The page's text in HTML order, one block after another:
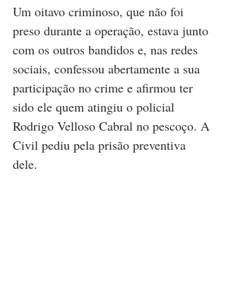
Um oitavo criminoso, que não foi
preso durante a operação, estava junto
com os outros bandidos e, nas redes
sociais, confessou abertamente a sua
participação no crime e afirmou ter
sido ele quem atingiu o policial
Rodrigo Velloso Cabral no pescoço. A
Civil pediu pela prisão preventiva
dele.